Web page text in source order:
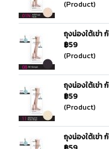
(Product)
ถุงน่องใต้เข่า
฿59
(Product)
ถุงน่องใต้เข่า
฿59
(Product)
ถุงน่องใต้เข่า